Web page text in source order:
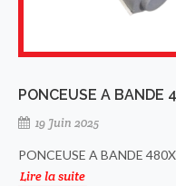
PONCEUSE A BANDE
19 Juin 2025
PONCEUSE A BANDE
Lire la suite